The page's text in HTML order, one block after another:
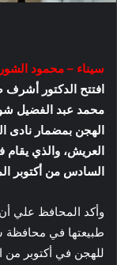
سيناء – محمود
افتتح الدكتور أشرف
محمد عبد الفضيل
العريش، والذي
السادس من أكتوبر
وأكد المحافظ علي
طبيعتها في
للهجن في أكتوبر